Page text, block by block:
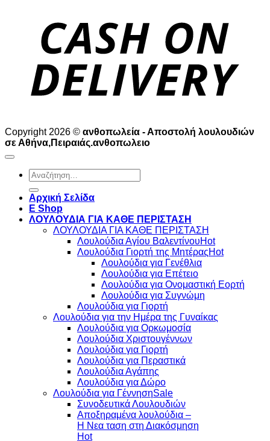
Copyright 2026 © ανθοπωλεία - Αποστολή λουλουδιών
σε Αθήνα,Πειραιάς.ανθοπωλειο
Αναζήτηση
για:
Αρχική Σελίδα
E Shop
ΛΟΥΛΟΥΔΙΑ ΓΙΑ ΚΑΘΕ ΠΕΡΙΣΤΑΣΗ
ΛΟΥΛΟΥΔΙΑ ΓΙΑ ΚΑΘΕ ΠΕΡΙΣΤΑΣΗ
Λουλούδια Αγίου Βαλεντίνου
Λουλούδια Γιορτή της Μητέρας
Λουλούδια για Γενέθλια
Λουλούδια για Επέτειο
Λουλούδια για Ονομαστική Εορτή
Λουλούδια για Συγνώμη
Λουλούδια για Γιορτή
Λουλούδια για την Ημέρα της Γυναίκας
Λουλούδια για Ορκωμοσία
Λουλούδια Χριστουγέννων
Λουλούδια για Γιορτή
Λουλούδια για Περαστικά
Λουλούδια Αγάπης
Λουλούδια για Δώρο
Λουλούδια για Γέννηση
Συνοδευτικά Λουλουδιών
Αποξηραμένα λουλούδια –
Η Νεα ταση στη Διακόσμηση